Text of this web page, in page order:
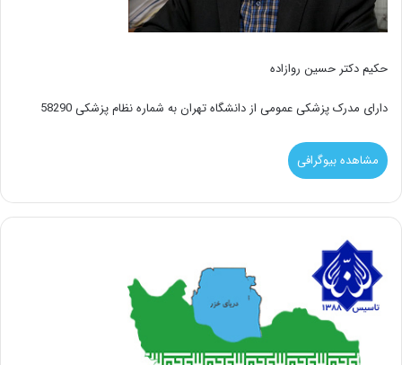
حکیم دکتر حسین روازاده
دارای مدرک پزشکی عمومی از دانشگاه تهران به شماره نظام پزشکی 58290
مشاهده بیوگرافی